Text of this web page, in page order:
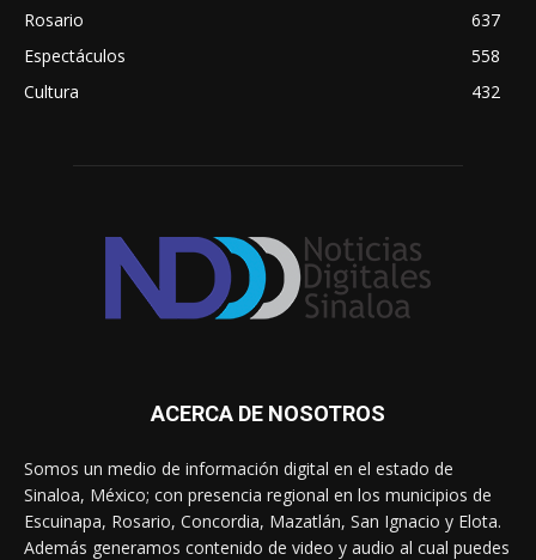
Rosario
637
Espectáculos
558
Cultura
432
ACERCA DE NOSOTROS
Somos un medio de información digital en el estado de
Sinaloa, México; con presencia regional en los municipios de
Escuinapa, Rosario, Concordia, Mazatlán, San Ignacio y Elota.
Además generamos contenido de video y audio al cual puedes